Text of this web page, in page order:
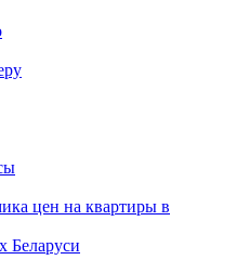
цен на квартиры в
Беларуси